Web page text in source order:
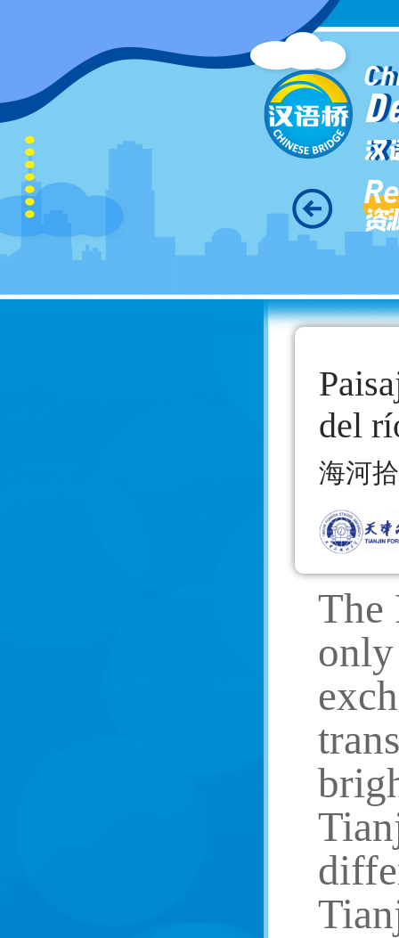
汉
资
del
海河
The
only